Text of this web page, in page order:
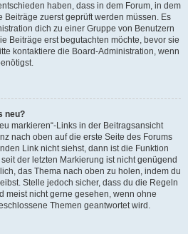
haben, dass in dem Forum, in dem
Beiträge zuerst geprüft werden müssen. Es
dich zu einer Gruppe von Benutzern
Beiträge erst begutachten möchte, bevor sie
kontaktiere die Board-Administration, wenn
neu?
markieren“-Links in der Beitragsansicht
nach oben auf die erste Seite des Forums
Link nicht siehst, dann ist die Funktion
der letzten Markierung ist nicht genügend
das Thema nach oben zu holen, indem du
Stelle jedoch sicher, dass du die Regeln
meist nicht gerne gesehen, wenn ohne
Themen geantwortet wird.